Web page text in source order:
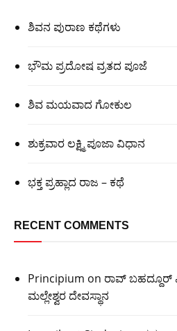
ಶಿವನ ಪುರಾಣ ಕಥೆಗಳು
ಭೌಮ ಪ್ರದೋಷ ವ್ರತದ ಪೂಜೆ
ಶಿವ ಮಯವಾದ ಗೋಕುಲ
ಶುಕ್ರವಾರ ಲಕ್ಷ್ಮಿ ಪೂಜಾ ವಿಧಾನ
ಭಕ್ತ ಪ್ರಹ್ಲಾದ ರಾಜ – ಕಥೆ
RECENT COMMENTS
Principium on ರಾವ್ ಬಹದ್ದೂರ್
ಮಲ್ಲೇಶ್ವರ ದೇವಸ್ಥಾನ